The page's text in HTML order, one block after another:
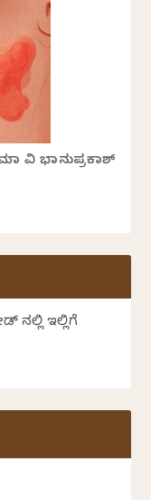
ವಿ ಭಾನುಪ್ರಕಾಶ್
ನಲ್ಲಿ ಇಲ್ಲಿಗೆ